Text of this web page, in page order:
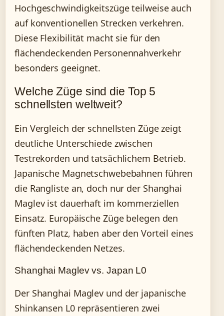
Hochgeschwindigkeitszüge teilweise auch
auf konventionellen Strecken verkehren.
Diese Flexibilität macht sie für den
flächendeckenden Personennahverkehr
besonders geeignet.
Welche Züge sind die Top 5
schnellsten weltweit?
Ein Vergleich der schnellsten Züge zeigt
deutliche Unterschiede zwischen
Testrekorden und tatsächlichem Betrieb.
Japanische Magnetschwebebahnen führen
die Rangliste an, doch nur der Shanghai
Maglev ist dauerhaft im kommerziellen
Einsatz. Europäische Züge belegen den
fünften Platz, haben aber den Vorteil eines
flächendeckenden Netzes.
Shanghai Maglev vs. Japan L0
Der Shanghai Maglev und der japanische
Shinkansen L0 repräsentieren zwei